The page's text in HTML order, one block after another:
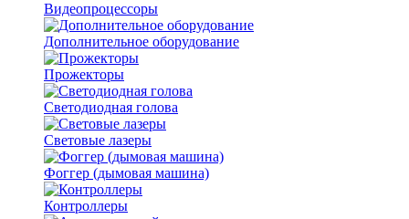
Видеопроцессоры
Дополнительное оборудование
Прожекторы
Светодиодная голова
Световые лазеры
Фоггер (дымовая машина)
Контроллеры